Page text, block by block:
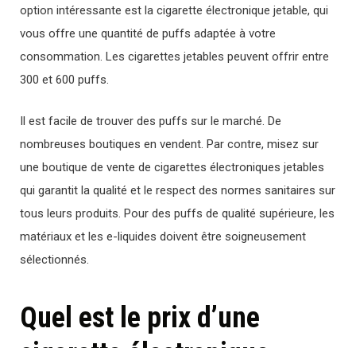
option intéressante est la cigarette électronique jetable, qui
vous offre une quantité de puffs adaptée à votre
consommation. Les cigarettes jetables peuvent offrir entre
300 et 600 puffs.
Il est facile de trouver des puffs sur le marché. De
nombreuses boutiques en vendent. Par contre, misez sur
une boutique de vente de cigarettes électroniques jetables
qui garantit la qualité et le respect des normes sanitaires sur
tous leurs produits. Pour des puffs de qualité supérieure, les
matériaux et les e-liquides doivent être soigneusement
sélectionnés.
Quel est le prix d’une